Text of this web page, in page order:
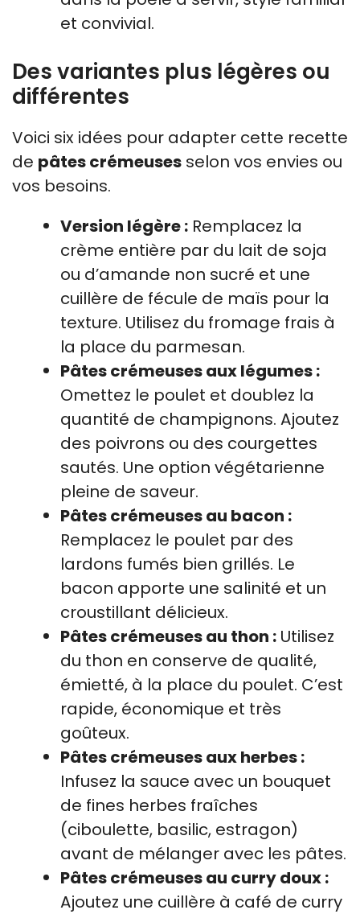
et convivial.
Des variantes plus légères ou
différentes
Voici six idées pour adapter cette recette
de pâtes crémeuses selon vos envies ou
vos besoins.
Version légère : Remplacez la
crème entière par du lait de soja
ou d’amande non sucré et une
cuillère de fécule de maïs pour la
texture. Utilisez du fromage frais à
la place du parmesan.
Pâtes crémeuses aux légumes :
Omettez le poulet et doublez la
quantité de champignons. Ajoutez
des poivrons ou des courgettes
sautés. Une option végétarienne
pleine de saveur.
Pâtes crémeuses au bacon :
Remplacez le poulet par des
lardons fumés bien grillés. Le
bacon apporte une salinité et un
croustillant délicieux.
Pâtes crémeuses au thon : Utilisez
du thon en conserve de qualité,
émietté, à la place du poulet. C’est
rapide, économique et très
goûteux.
Pâtes crémeuses aux herbes :
Infusez la sauce avec un bouquet
de fines herbes fraîches
(ciboulette, basilic, estragon)
avant de mélanger avec les pâtes.
Pâtes crémeuses au curry doux :
Ajoutez une cuillère à café de curry